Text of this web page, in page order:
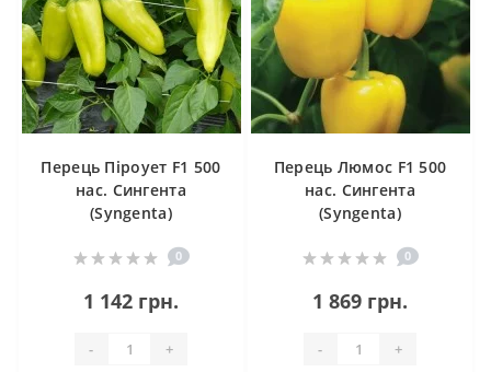
Перець Піроует F1 500
нас. Сингента
(Syngenta)
0
1 142 грн.
- +
Перець Люмос F1 500
нас. Сингента
(Syngenta)
0
1 869 грн.
- +